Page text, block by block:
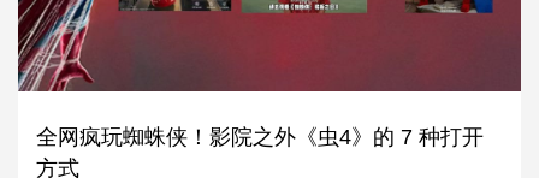
全网疯玩蜘蛛侠！影院之外《虫4》的 7 种打开
方式